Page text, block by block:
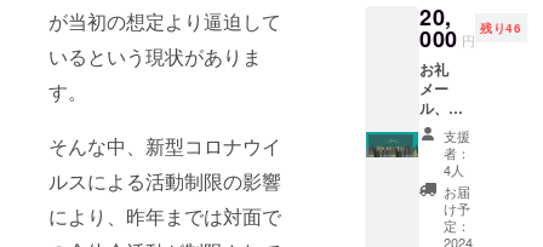
が当初の想定より逼迫して
いるという現状がありま
す。
そんな中、新型コロナウイ
ルスによる活動制限の影響
により、昨年までは対面で
容：The
First
Cry
Winter
Live
2024
"The
Tale of
Candle
"ライブ
本編映
像 ・収
20,
000 円
残り46
お礼
メー
ル、限
定公開
のライ
ブ映像
URL、
オリジ
ナルラ
支援
者：
4人
お届
け予
定：
2024